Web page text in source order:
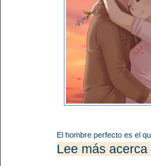
El hombre perfecto es el
Lee más acerca